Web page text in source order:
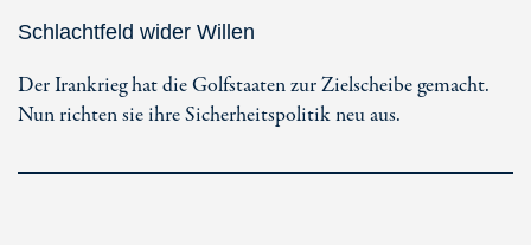
Schlachtfeld wider Willen
Der Irankrieg hat die Golfstaaten zur Zielscheibe gemacht.
Nun richten sie ihre Sicherheitspolitik neu aus.